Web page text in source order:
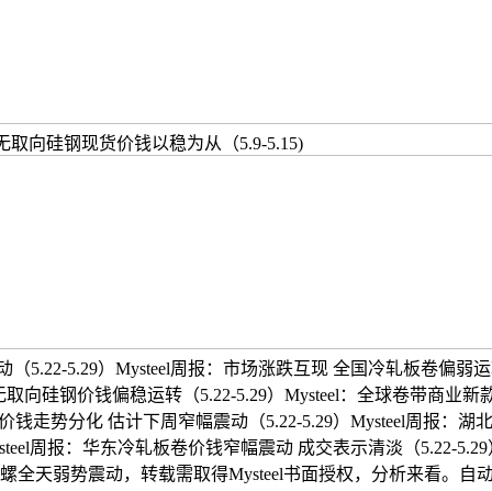
取向硅钢现货价钱以稳为从（5.9-5.15)
5.22-5.29）Mysteel周报：市场涨跌互现 全国冷轧板卷偏弱
取向硅钢价钱偏稳运转（5.22-5.29）Mysteel：全球卷带商业
钱走势分化 估计下周窄幅震动（5.22-5.29）Mysteel周报：湖
周报：华东冷轧板卷价钱窄幅震动 成交表示清淡（5.22-
全天弱势震动，转载需取得Mysteel书面授权，分析来看。自